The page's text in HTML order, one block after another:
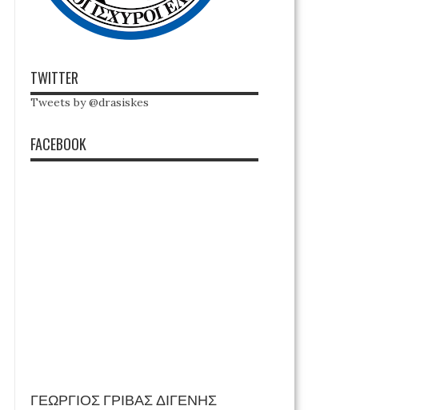
TWITTER
Tweets by @drasiskes
FACEBOOK
ΓΕΩΡΓΙΟΣ ΓΡΙΒΑΣ ΔΙΓΕΝΗΣ